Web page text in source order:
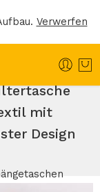
Verwerfen
mit
Design